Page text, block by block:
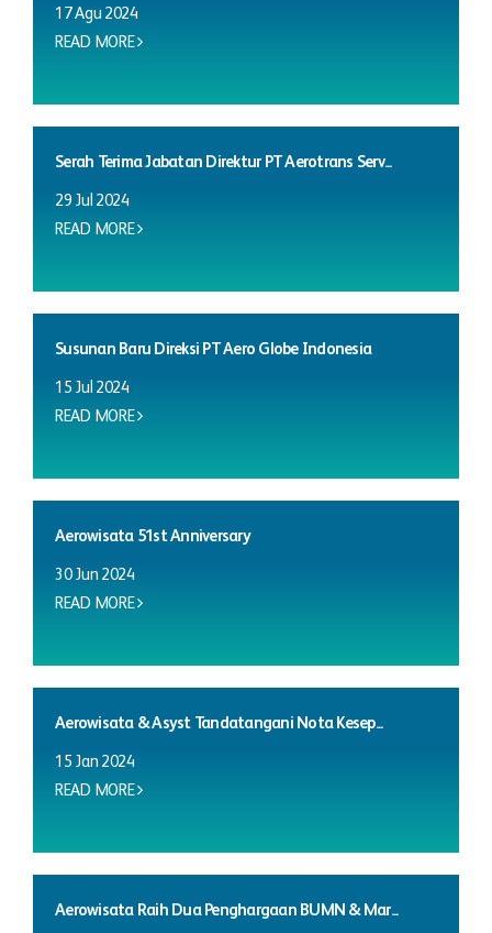
17 Agu 2024
READ MORE
Serah Terima Jabatan Direktur PT Aerotrans Serv...
29 Jul 2024
READ MORE
Susunan Baru Direksi PT Aero Globe Indonesia
15 Jul 2024
READ MORE
Aerowisata 51st Anniversary
30 Jun 2024
READ MORE
Aerowisata & Asyst Tandatangani Nota Kesep...
15 Jan 2024
READ MORE
Aerowisata Raih Dua Penghargaan BUMN & Mar...